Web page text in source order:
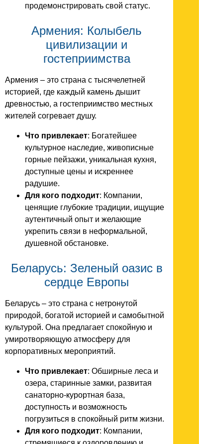
продемонстрировать свой статус.
Армения: Колыбель
цивилизации и
гостеприимства
Армения – это страна с тысячелетней
историей, где каждый камень дышит
древностью, а гостеприимство местных
жителей согревает душу.
Что привлекает: Богатейшее
культурное наследие, живописные
горные пейзажи, уникальная кухня,
доступные цены и искреннее
радушие.
Для кого подходит: Компании,
ценящие глубокие традиции, ищущие
аутентичный опыт и желающие
укрепить связи в неформальной,
душевной обстановке.
Беларусь: Зеленый оазис в
сердце Европы
Беларусь – это страна с нетронутой
природой, богатой историей и самобытной
культурой. Она предлагает спокойную и
умиротворяющую атмосферу для
корпоративных мероприятий.
Что привлекает: Обширные леса и
озера, старинные замки, развитая
санаторно-курортная база,
доступность и возможность
погрузиться в спокойный ритм жизни.
Для кого подходит: Компании,